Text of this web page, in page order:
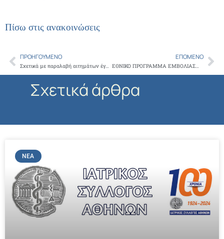
Πίσω στις ανακοινώσεις
Prev
ΠΡΟΗΓΟΎΜΕΝΟ
Σχετικά με παραλαβή αιτημάτων έγκρισης αποζημίωσης Φαρμάκων από Επιτροπές Φαρμάκων Εξωτερικού και Υψηλού Κόστους ΕΟΠΥΥ
ΕΠΌΜΕΝΟ
ΕΘΝΙΚΟ ΠΡΟΓΡΑΜΜΑ ΕΜΒΟΛΙΑΣΜΩΝ ΕΝΗΛΙΚΩΝ 2018-2019
Σχετικά άρθρα
ΝΈΑ